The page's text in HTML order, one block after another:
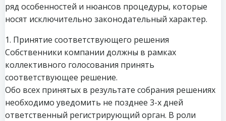
ряд особенностей и нюансов процедуры, которые
носят исключительно законодательный характер.
1. Принятие соответствующего решения
Собственники компании должны в рамках
коллективного голосования принять
соответствующее решение.
Обо всех принятых в результате собрания решениях
необходимо уведомить не позднее 3-х дней
ответственный регистрирующий орган. В роли